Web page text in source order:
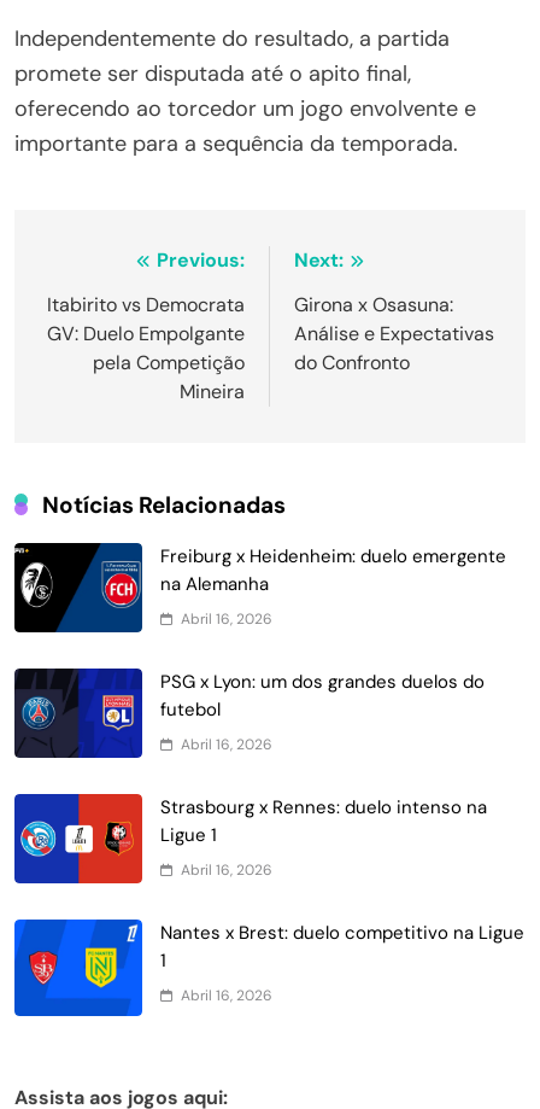
Independentemente do resultado, a partida
promete ser disputada até o apito final,
oferecendo ao torcedor um jogo envolvente e
importante para a sequência da temporada.
Navegação
de
Post
Previous:
Itabirito vs Democrata
GV: Duelo Empolgante
pela Competição
Mineira
Next:
Girona x Osasuna:
Análise e Expectativas
do Confronto
Notícias Relacionadas
Freiburg x Heidenheim: duelo emergente
na Alemanha
Abril 16, 2026
PSG x Lyon: um dos grandes duelos do
futebol
Abril 16, 2026
Strasbourg x Rennes: duelo intenso na
Ligue 1
Abril 16, 2026
Nantes x Brest: duelo competitivo na Ligue
1
Abril 16, 2026
Assista aos jogos aqui: